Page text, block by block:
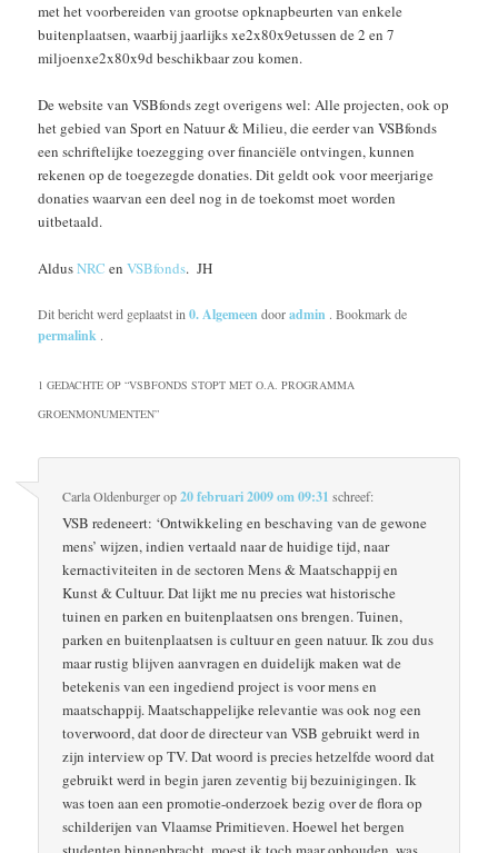
met het voorbereiden van grootse opknapbeurten van enkele
buitenplaatsen, waarbij jaarlijks xe2x80x9etussen de 2 en 7
miljoenxe2x80x9d beschikbaar zou komen.
De website van VSBfonds zegt overigens wel: Alle projecten, ook op
het gebied van Sport en Natuur & Milieu, die eerder van VSBfonds
een schriftelijke toezegging over financiële ontvingen, kunnen
rekenen op de toegezegde donaties. Dit geldt ook voor meerjarige
donaties waarvan een deel nog in de toekomst moet worden
uitbetaald.
AldusNRC enVSBfonds. JH
Dit bericht werd geplaatst in0. Algemeen dooradmin . Bookmark de
permalink .
1 GEDACHTE OP “VSBFONDS STOPT MET O.A. PROGRAMMA
GROENMONUMENTEN”
Carla Oldenburgerop20 februari 2009 om 09:31 schreef:
VSB redeneert: ‘Ontwikkeling en beschaving van de gewone
mens’ wijzen, indien vertaald naar de huidige tijd, naar
kernactiviteiten in de sectoren Mens & Maatschappij en
Kunst & Cultuur. Dat lijkt me nu precies wat historische
tuinen en parken en buitenplaatsen ons brengen. Tuinen,
parken en buitenplaatsen is cultuur en geen natuur. Ik zou dus
maar rustig blijven aanvragen en duidelijk maken wat de
betekenis van een ingediend project is voor mens en
maatschappij. Maatschappelijke relevantie was ook nog een
toverwoord, dat door de directeur van VSB gebruikt werd in
zijn interview op TV. Dat woord is precies hetzelfde woord dat
gebruikt werd in begin jaren zeventig bij bezuinigingen. Ik
was toen aan een promotie-onderzoek bezig over de flora op
schilderijen van Vlaamse Primitieven. Hoewel het bergen